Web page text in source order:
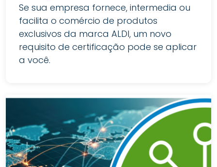
Se sua empresa fornece, intermedia ou
facilita o comércio de produtos
exclusivos da marca ALDI, um novo
requisito de certificação pode se aplicar
a você.